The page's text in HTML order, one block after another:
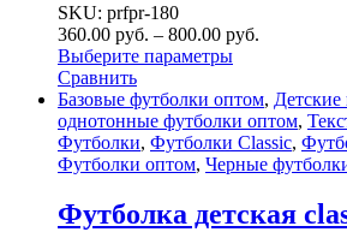
SKU: prfpr-180
360.00 руб. – 800.00 руб.
Выберите параметры
Сравнить
Базовые футболки оптом, Детские
однотонные футболки оптом,
Футболки, Футболки Classic,
Футболки оптом, Черные
Футболка детская